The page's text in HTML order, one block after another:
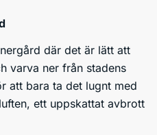
där det är lätt att
varva ner från stadens
att bara ta det lugnt med
ett uppskattat avbrott